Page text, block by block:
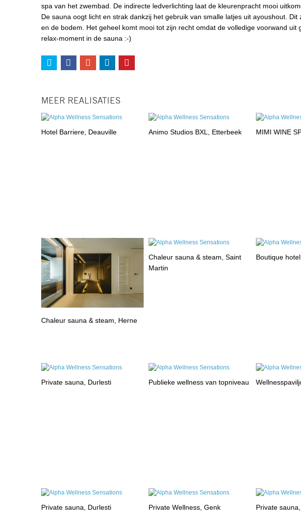
spa van het zwembad. De indirecte ledverlichting laat de kleurenpracht mooi
De sauna oogt licht en strak dankzij het gebruik van smalle latjes uit ayoushout.
en de bodem. Het geheel komt mooi tot zijn recht omdat de volledige voorwand
relax-moment in de sauna :-)
MEER REALISATIES
Hotel Barriere, Deauville Animo Studios BXL, Etterbeek MIMI WINE
Chaleur sauna & steam, Herne
Chaleur sauna & steam, Saint
Martin
Boutique
Private sauna, Durlesti Publieke wellness van topniveau
Private sauna, Durlesti Private Wellness, Genk Private